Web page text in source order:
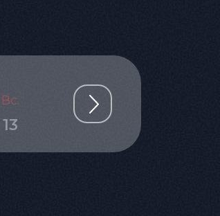
Вс.
13
Пн.
14 15